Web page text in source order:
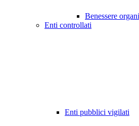
Benessere
Enti controllati
Enti pubblici vigilati